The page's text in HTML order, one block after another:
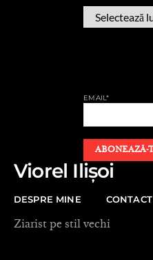
EMAIL*
Viorel Ilișoi
DESPRE MINE CONTACT
Ziarist pe stil vechi